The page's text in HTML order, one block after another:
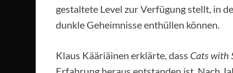
gestaltete Level zur Verfügung stellt, in
dunkle Geheimnisse enthüllen können.
Klaus Kääriäinen erklärte, dass Cats with